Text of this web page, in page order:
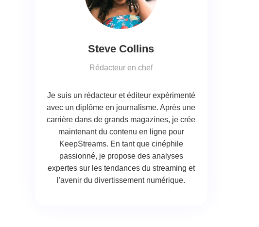
Steve Collins
Rédacteur en chef
Je suis un rédacteur et éditeur expérimenté
avec un diplôme en journalisme. Après une
carrière dans de grands magazines, je crée
maintenant du contenu en ligne pour
KeepStreams. En tant que cinéphile
passionné, je propose des analyses
expertes sur les tendances du streaming et
l'avenir du divertissement numérique.